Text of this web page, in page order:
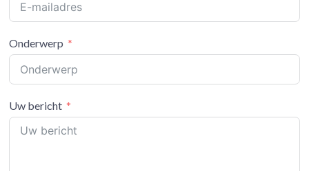
Onderwerp
Uw bericht